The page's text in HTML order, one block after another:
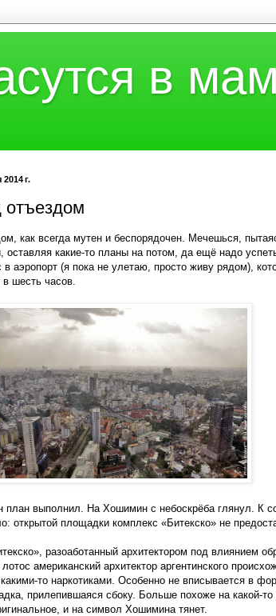
в
г.
отъездом
как всегда мутен и беспорядочен. Мечешься,
оставляя какие-то планы на потом, да ещё надо
в аэропорт (я пока не улетаю, просто живу рядом),
шесть часов.
план выполнил. На Хошимин с небоскрёба глянул. К
открытой площадки комплекс «Битекско» не
разоаботанный архитектором под влиянием
американский архитектор аргентинского
то наркотиками. Особенно не вписывается в
прилепившаяся сбоку. Больше похоже на какой-то
и на символ Хошимина тянет.